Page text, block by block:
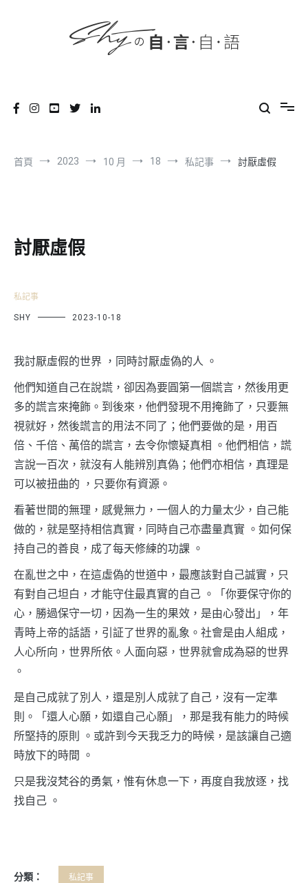
首頁 2023 10 月 18 私記事 討厭虛假
討厭虛假
私記事
SHY 2023-10-18
我討厭虛假的世界 ，同時討厭虛偽的人 。
他們知道自己在說謊，卻因為要圓第一個謊言，然後用更
多的謊言來掩飾。到後來，他們發現不用掩飾了，只要無
視就好，然後謊言的用法不同了；他們要做的是，用百
倍、千倍、萬倍的謊言，去令你懷疑真相 。他們相信，謊
言說一百次，就沒有人能辨別真偽；他們亦相信，真理是
可以被扭曲的 ，只要你有資源。
看著世間的無理，感覺無力，一個人的力量太少，自己能
做的，就是堅持相信真實，同時自己亦盡量真實 。如何保
持自己的善良，成了每天修練的功課 。
在亂世之中，在這虛偽的世道中，最應該對自己誠實，只
有對自己坦白，才能守住最真實的自己 。「你要保守你的
心，勝過保守一切，因為一生的果效，是由心發出」，年
青時上帝的話語，引証了世界的亂象。社會是由人組成，
人心所向，世界所依。人面向惡，世界就會成為惡的世界
。
是自己成就了別人，還是別人成就了自己，沒有一定準
則。「還人心願，如還自己心願」，那是我有能力的時候
所堅持的原則 。或許到今天我乏力的時候，是該讓自己適
時放下的時間 。
只是我沒梵谷的勇氣，惟有休息一下，再度自我放逐，找
找自己 。
分類： 私記事